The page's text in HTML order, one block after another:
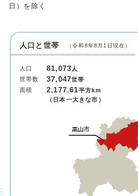
日）を除く
人口と世帯 （令和8年8月1日現在）
人口 81,073人
世帯数
37,047世帯
面積
2,177.61平方km
（日本一大きな市）